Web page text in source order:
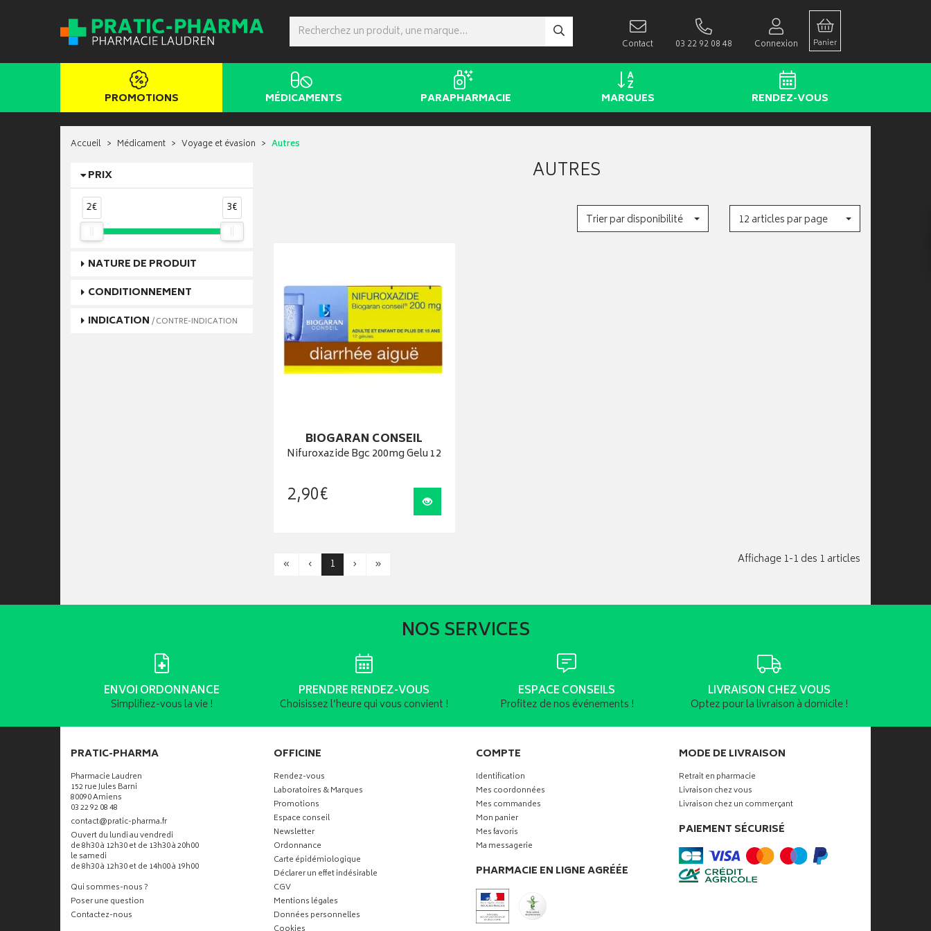
Contact 03 22 92 08 48 Connexion Panier
PROMOTIONS MÉDICAMENTS PARAPHARMACIE MARQUES RENDEZ-VOUS
Accueil Médicament Voyage et évasion Autres
PRIX
2€
3€
NATURE DE PRODUIT
CONDITIONNEMENT
INDICATION / CONTRE-INDICATION
AUTRES
Trier par disponibilité 12 articles par page
BIOGARAN CONSEIL
Nifuroxazide Bgc 200mg Gelu 12
2,90€ Visualiser
« ‹ 1 › » Affichage 1-1 des 1 articles
NOS SERVICES
ENVOI ORDONNANCE
Simplifiez-vous la vie !
PRENDRE RENDEZ-VOUS
Choisissez l’heure qui vous convient !
ESPACE CONSEILS
Profitez de nos événements !
LIVRAISON CHEZ VOUS
Optez pour la livraison à domicile !
PRATIC-PHARMA
Pharmacie Laudren
152 rue Jules Barni
80090 Amiens
03 22 92 08 48
contact-
@-
pratic-pharma.fr
Ouvert du lundi au vendredi
de 8h30 à 12h30 et de 13h30 à 20h00
le samedi
de 8h30 à 12h30 et de 14h00 à 19h00
Qui sommes-nous ?
Poser une question
Contactez-nous
OFFICINE
Rendez-vous
Laboratoires & Marques
Promotions
Espace conseil
Newsletter
Ordonnance
Carte épidémiologique
Déclarer un effet indésirable
CGV
Mentions légales
Données personnelles
COMPTE
Identification
Mes coordonnées
Mes commandes
Mon panier
Mes favoris
Ma messagerie
PHARMACIE EN LIGNE AGRÉÉE
MODE DE LIVRAISON
Retrait en pharmacie
Livraison chez vous
Livraison chez un commerçant
PAIEMENT SÉCURISÉ